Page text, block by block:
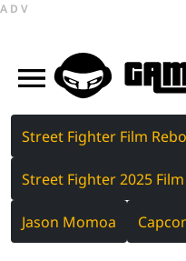
ADV
Street Fighter Film
Street Fighter 2025 Film
Jason Momoa